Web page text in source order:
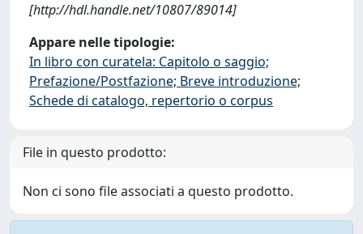
[http://hdl.handle.net/10807/89014]
Appare nelle tipologie:
In libro con curatela: Capitolo o saggio;
Prefazione/Postfazione; Breve introduzione;
Schede di catalogo, repertorio o corpus
File in questo prodotto:
Non ci sono file associati a questo prodotto.